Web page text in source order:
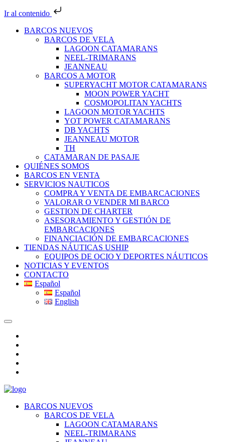
Ir al contenido
BARCOS NUEVOS
BARCOS DE VELA
LAGOON CATAMARANS
NEEL-TRIMARANS
JEANNEAU
BARCOS A MOTOR
SUPERYACHT MOTOR CATAMARANS
MOON POWER YACHT
COSMOPOLITAN YACHTS
LAGOON MOTOR YACHTS
YOT POWER CATAMARANS
DB YACHTS
JEANNEAU MOTOR
TH
CATAMARAN DE PASAJE
QUIÉNES SOMOS
BARCOS EN VENTA
SERVICIOS NAUTICOS
COMPRA Y VENTA DE EMBARCACIONES
VALORAR O VENDER MI BARCO
GESTION DE CHARTER
ASESORAMIENTO Y GESTIÓN DE
EMBARCACIONES
FINANCIACIÓN DE EMBARCACIONES
TIENDAS NÁUTICAS USHIP
EQUIPOS DE OCIO Y DEPORTES NÁUTICOS
NOTICIAS Y EVENTOS
CONTACTO
Español
Español
English
BARCOS NUEVOS
BARCOS DE VELA
LAGOON CATAMARANS
NEEL-TRIMARANS